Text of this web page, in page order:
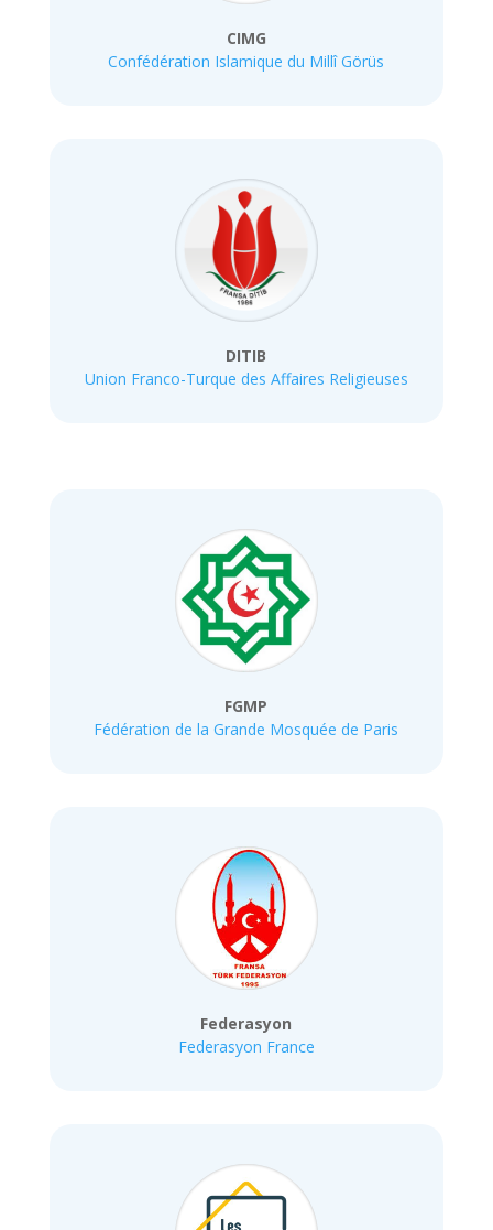
CIMG
Confédération Islamique du Millî Görüs
DITIB
Union Franco-Turque des Affaires Religieuses
FGMP
Fédération de la Grande Mosquée de Paris
Federasyon
Federasyon France